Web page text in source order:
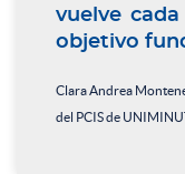
vuelve
objetivo
Clara Andrea
del PCIS de